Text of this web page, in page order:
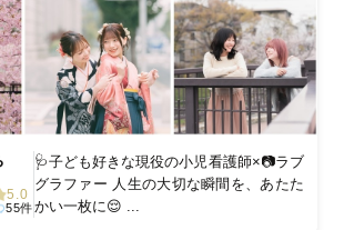
、ラブグラフの
撮影事例をご覧ください。
5.0
55件
🩺子ども好きな現役の小児看護師×📷ラブ
グラファー 人生の大切な瞬間を、あたた
かい一枚に😌 ...